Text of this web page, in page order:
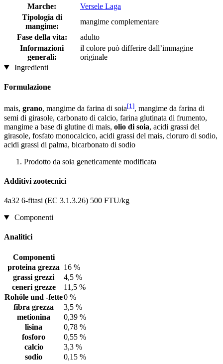
Marche:
Versele Laga
Tipologia di
mangime:
mangime complementare
Fase della vita:
adulto
Informazioni
generali:
il colore può differire dall’immagine
originale
Ingredienti
Formulazione
mais, grano, mangime da farina di soia[1], mangime da farina di
semi di girasole, carbonato di calcio, farina glutinata di frumento,
mangime a base di glutine di mais, olio di soia, acidi grassi del
girasole, fosfato monocalcico, acidi grassi del mais, cloruro di sodio,
acidi grassi di palma, bicarbonato di sodio
Prodotto da soia geneticamente modificata
Additivi zootecnici
4a32 6-fitasi (EC 3.1.3.26) 500 FTU/kg
Componenti
Analitici
Componenti
proteina grezza 16 %
grassi grezzi
4,5 %
ceneri grezze
11,5 %
Rohöle und -fette0 %
fibra grezza
3,5 %
metionina
0,39 %
lisina
0,78 %
fosforo
0,55 %
calcio
3,3 %
sodio
0,15 %